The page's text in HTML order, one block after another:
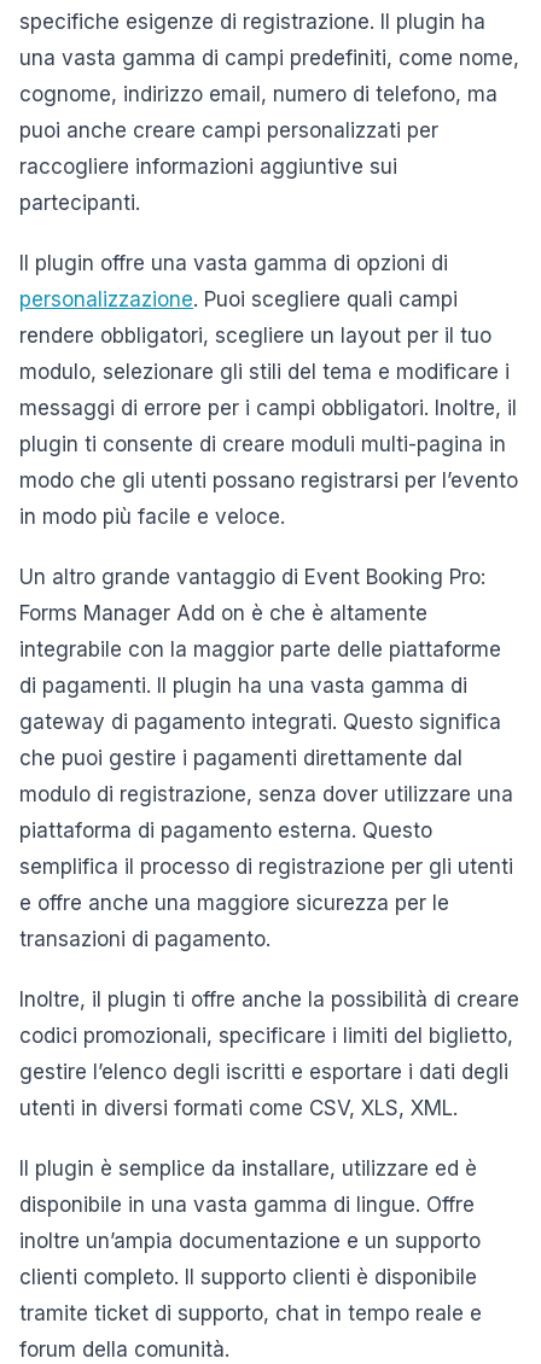
specifiche esigenze di registrazione. Il plugin ha
una vasta gamma di campi predefiniti, come nome,
cognome, indirizzo email, numero di telefono, ma
puoi anche creare campi personalizzati per
raccogliere informazioni aggiuntive sui
partecipanti.
Il plugin offre una vasta gamma di opzioni di
personalizzazione. Puoi scegliere quali campi
rendere obbligatori, scegliere un layout per il tuo
modulo, selezionare gli stili del tema e modificare i
messaggi di errore per i campi obbligatori. Inoltre, il
plugin ti consente di creare moduli multi-pagina in
modo che gli utenti possano registrarsi per l’evento
in modo più facile e veloce.
Un altro grande vantaggio di Event Booking Pro:
Forms Manager Add on è che è altamente
integrabile con la maggior parte delle piattaforme
di pagamenti. Il plugin ha una vasta gamma di
gateway di pagamento integrati. Questo significa
che puoi gestire i pagamenti direttamente dal
modulo di registrazione, senza dover utilizzare una
piattaforma di pagamento esterna. Questo
semplifica il processo di registrazione per gli utenti
e offre anche una maggiore sicurezza per le
transazioni di pagamento.
Inoltre, il plugin ti offre anche la possibilità di creare
codici promozionali, specificare i limiti del biglietto,
gestire l’elenco degli iscritti e esportare i dati degli
utenti in diversi formati come CSV, XLS, XML.
Il plugin è semplice da installare, utilizzare ed è
disponibile in una vasta gamma di lingue. Offre
inoltre un’ampia documentazione e un supporto
clienti completo. Il supporto clienti è disponibile
tramite ticket di supporto, chat in tempo reale e
forum della comunità.